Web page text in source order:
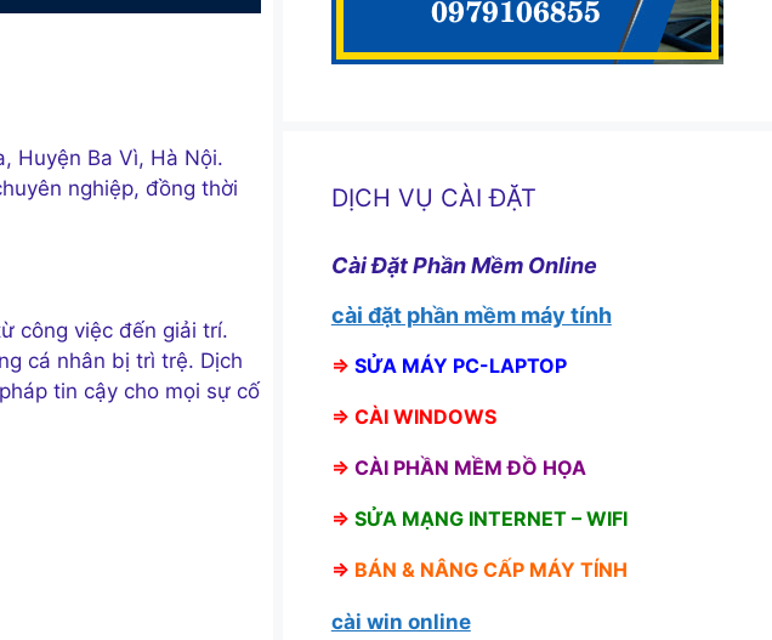
Huyện Ba Vì, Hà Nội.
nghiệp, đồng thời
công việc đến giải trí.
cá nhân bị trì trệ. Dịch
tin cậy cho mọi sự cố
DỊCH VỤ CÀI ĐẶT
Cài Đặt Phần Mềm Online
cài đặt phần mềm máy tính
⇒ SỬA MÁY PC-LAPTOP
⇒ CÀI WINDOWS
⇒ CÀI PHẦN MỀM ĐỒ HỌA
⇒ SỬA MẠNG INTERNET – WIFI
⇒ BÁN & NÂNG CẤP MÁY TÍNH
cài win online